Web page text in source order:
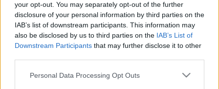
your opt-out. You may separately opt-out of the further
disclosure of your personal information by third parties on the
IAB’s list of downstream participants. This information may
also be disclosed by us to third parties on the IAB’s List of
Downstream Participants that may further disclose it to other
Please note that this website/app uses one or more Google
Personal Data Processing Opt Outs
Συνάντηση με τον Βλαντίμιρ Πούτιν
σχεδιάζει οΝτόναλντ Τραμπ, σύμφωνα με τα
όσα επικαλούνται σε δημοσίευμά τους οι
New York Times.
ΔΙΑΒΑΣΤΕ ΕΠΙΣΗΣ